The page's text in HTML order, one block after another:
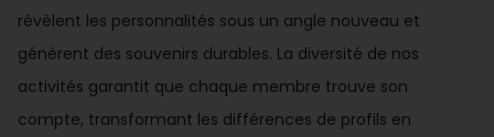
révèlent les personnalités sous un angle nouveau et
génèrent des souvenirs durables. La diversité de nos
activités garantit que chaque membre trouve son
compte, transformant les différences de profils en